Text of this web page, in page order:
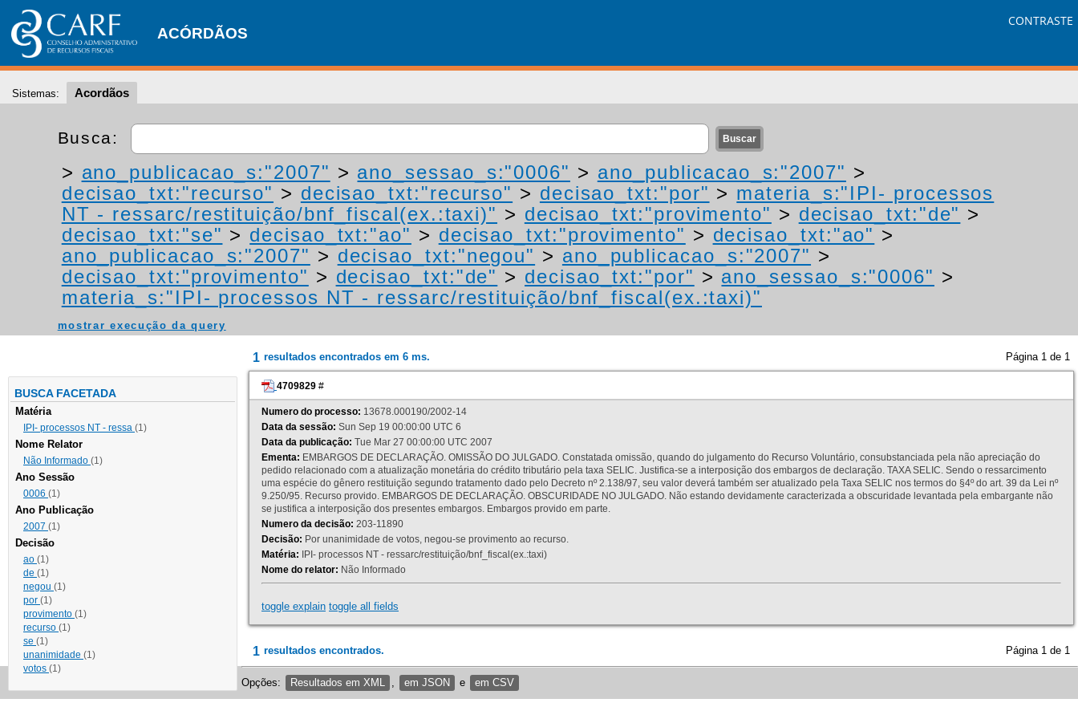
ACÓRDÃOS
CONTRASTE
Sistemas: Acordãos
Busca:
> ano_publicacao_s:"2007" > ano_sessao_s:"0006" > ano_publicacao_s:"2007" >
decisao_txt:"recurso" > decisao_txt:"recurso" > decisao_txt:"por" > materia_s:"IPI- processos
NT - ressarc/restituição/bnf_fiscal(ex.:taxi)" > decisao_txt:"provimento" > decisao_txt:"de" >
decisao_txt:"se" > decisao_txt:"ao" > decisao_txt:"provimento" > decisao_txt:"ao" >
ano_publicacao_s:"2007" > decisao_txt:"negou" > ano_publicacao_s:"2007" >
decisao_txt:"provimento" > decisao_txt:"de" > decisao_txt:"por" > ano_sessao_s:"0006" >
materia_s:"IPI- processos NT - ressarc/restituição/bnf_fiscal(ex.:taxi)"
mostrar execução da query
BUSCA FACETADA
Matéria
IPI- processos NT - ressa (1)
Nome Relator
Não Informado (1)
Ano Sessão
0006 (1)
Ano Publicação
2007 (1)
Decisão
ao (1)
de (1)
negou (1)
por (1)
provimento (1)
recurso (1)
se (1)
unanimidade (1)
votos (1)
1 resultados encontrados em 6 ms. Página 1 de 1
4709829 #
Numero do processo: 13678.000190/2002-14
Data da sessão: Sun Sep 19 00:00:00 UTC 6
Data da publicação: Tue Mar 27 00:00:00 UTC 2007
Ementa: EMBARGOS DE DECLARAÇÃO. OMISSÃO DO JULGADO. Constatada omissão, quando do julgamento do Recurso Voluntário, consubstanciada pela não apreciação do
pedido relacionado com a atualização monetária do crédito tributário pela taxa SELIC. Justifica-se a interposição dos embargos de declaração. TAXA SELIC. Sendo o ressarcimento
uma espécie do gênero restituição segundo tratamento dado pelo Decreto nº 2.138/97, seu valor deverá também ser atualizado pela Taxa SELIC nos termos do §4º do art. 39 da Lei nº
9.250/95. Recurso provido. EMBARGOS DE DECLARAÇÃO. OBSCURIDADE NO JULGADO. Não estando devidamente caracterizada a obscuridade levantada pela embargante não
se justifica a interposição dos presentes embargos. Embargos provido em parte.
Numero da decisão: 203-11890
Decisão: Por unanimidade de votos, negou-se provimento ao recurso.
Matéria: IPI- processos NT - ressarc/restituição/bnf_fiscal(ex.:taxi)
Nome do relator: Não Informado
toggle explain toggle all fields
1 resultados encontrados. Página 1 de 1
Opções: Resultados em XML em JSON e em CSV